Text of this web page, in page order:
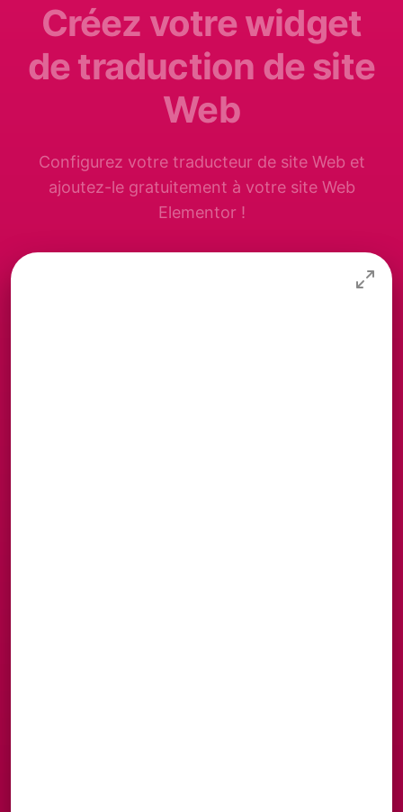
Créez votre widget
de traduction de site
Web
Configurez votre traducteur de site Web et
ajoutez-le gratuitement à votre site Web
Elementor !